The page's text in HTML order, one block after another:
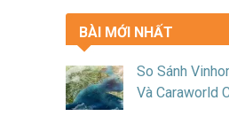
BÀI MỚI NHẤT
So Sánh
Và Caraworld